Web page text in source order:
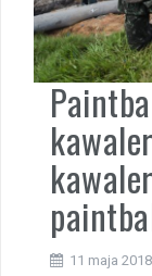
11 maja 2018